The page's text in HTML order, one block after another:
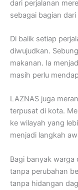
dari perjalanan
sebagai bagian
Di balik setiap
diwujudkan.
makanan. Ia
masih perlu
LAZNAS juga
terpusat di kota.
ke wilayah yang
menjadi langkah
Bagi banyak warga
tanpa perubahan
tanpa hidangan